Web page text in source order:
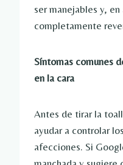
ser manejables y, en
completamente
Síntomas comunes
en la cara
Antes de tirar la
ayudar a controlar
afecciones. Si